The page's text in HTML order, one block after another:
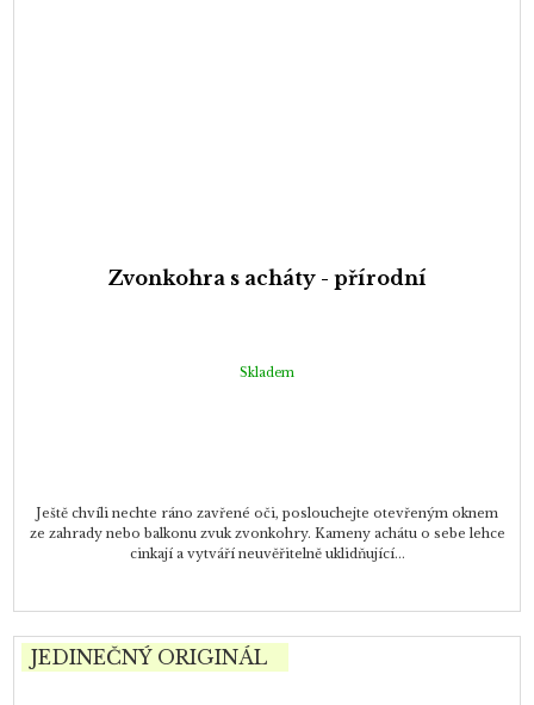
Zvonkohra s acháty - přírodní
Skladem
Ještě chvíli nechte ráno zavřené oči, poslouchejte otevřeným oknem
ze zahrady nebo balkonu zvuk zvonkohry. Kameny achátu o sebe lehce
cinkají a vytváří neuvěřitelně uklidňující...
JEDINEČNÝ ORIGINÁL